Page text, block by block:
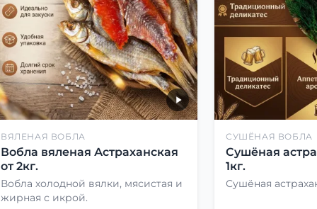
ВЯЛЕНАЯ ВОБЛА
Вобла вяленая Астраханская
от 2кг.
Вобла холодной вялки, мясистая и
жирная с икрой.
СУШЁНАЯ ВОБЛА
Сушёная
1кг.
Сушёная